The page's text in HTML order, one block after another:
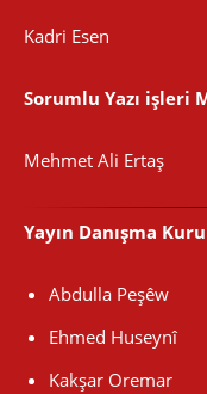
Kadri Esen
Sorumlu Yazı işleri
Mehmet Ali Ertaş
Yayın Danışma
Abdulla Peşêw
Ehmed Huseynî
Kakşar Oremar